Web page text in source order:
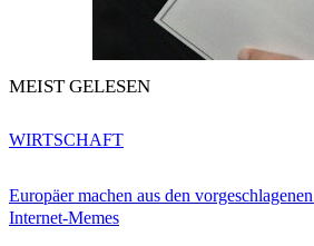
MEIST GELESEN
Europäer machen aus den
Internet-Memes
WIRTSCHAFT